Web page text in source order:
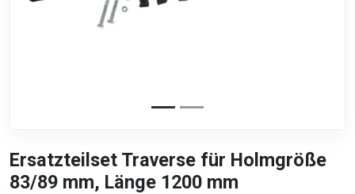
Ersatzteilset Traverse für Holmgröße
83/89 mm, Länge 1200 mm